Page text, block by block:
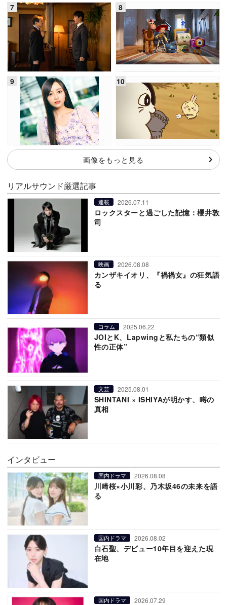
画像をもっと見る
リアルサウンド厳選記事
連載 2026.07.11
ロックスターと過ごした記憶：櫻井敦
司
映画 2026.08.08
カンザキイオリ、『禍禍女』の狂気語
る
コラム 2025.06.22
JOIとK、Lapwingと私たちの“類似
性の正体”
文芸 2025.08.01
SHINTANI × ISHIYAが明かす、噂の
真相
インタビュー
国内ドラマ 2026.08.08
川﨑桜×小川彩、乃木坂46の未来を語
る
国内ドラマ 2026.08.02
白石聖、デビュー10年目を迎えた現
在地
国内ドラマ 2026.07.29